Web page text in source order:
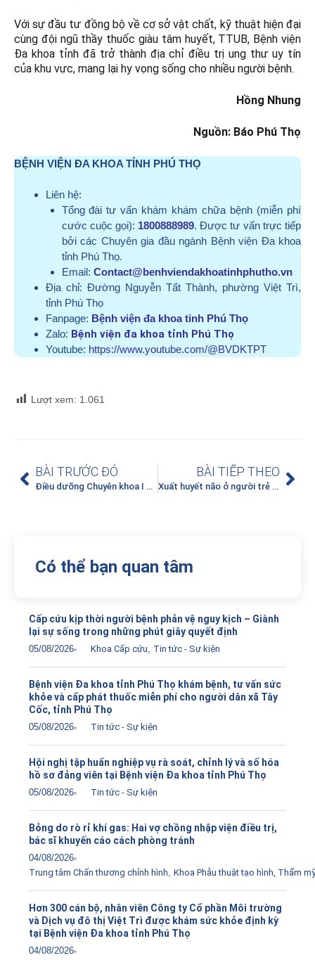
Với sự đầu tư đồng bộ về cơ sở vật chất, kỹ thuật hiện đại
cùng đội ngũ thầy thuốc giàu tâm huyết, TTUB, Bệnh viện
Đa khoa tỉnh đã trở thành địa chỉ điều trị ung thư uy tín
của khu vực, mang lại hy vọng sống cho nhiều người bệnh.
Hồng Nhung
Nguồn: Báo Phú Thọ
BỆNH VIỆN ĐA KHOA TỈNH PHÚ THỌ
Liên hệ:
Tổng đài tư vấn khám khám chữa bệnh (miễn phí
cước cuộc gọi): 1800888989. Được tư vấn trực tiếp
bởi các Chuyên gia đầu ngành Bệnh viện Đa khoa
tỉnh Phú Thọ.
Email: Contact@benhviendakhoatinhphutho.vn
Địa chỉ: Đường Nguyễn Tất Thành, phường Việt Trì,
tỉnh Phú Thọ
Fanpage: Bệnh viện đa khoa tỉnh Phú Thọ
Zalo: Bệnh viện đa khoa tỉnh Phú Thọ
Youtube: https://www.youtube.com/@BVDKTPT
Lượt xem: 1.061
BÀI TRƯỚC ĐÓ
Điều dưỡng Chuyên khoa I Cao Thị Thắm – Dấu ấn từ thực hành đến quản lý điều dưỡng
BÀI TIẾP THEO
Xuất huyết não ở người trẻ – Đừng chủ quan!
Có thể bạn quan tâm
Cấp cứu kịp thời người bệnh phản vệ nguy kịch – Giành
lại sự sống trong những phút giây quyết định
05/08/2026 Khoa Cấp cứu, Tin tức - Sự kiện
Bệnh viện Đa khoa tỉnh Phú Thọ khám bệnh, tư vấn sức
khỏe và cấp phát thuốc miễn phí cho người dân xã Tây
Cốc, tỉnh Phú Thọ
05/08/2026 Tin tức - Sự kiện
Hội nghị tập huấn nghiệp vụ rà soát, chỉnh lý và số hóa
hồ sơ đảng viên tại Bệnh viện Đa khoa tỉnh Phú Thọ
05/08/2026 Tin tức - Sự kiện
Bỏng do rò rỉ khí gas: Hai vợ chồng nhập viện điều trị,
bác sĩ khuyến cáo cách phòng tránh
04/08/2026
Trung tâm Chấn thương chỉnh hình, Khoa Phẫu thuật tạo hình, Thẩm
Hơn 300 cán bộ, nhân viên Công ty Cổ phần Môi trường
và Dịch vụ đô thị Việt Trì được khám sức khỏe định kỳ
tại Bệnh viện Đa khoa tỉnh Phú Thọ
04/08/2026